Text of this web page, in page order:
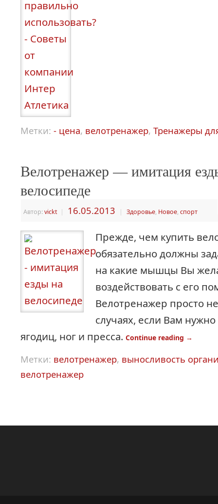
Метки: - цена, велотренажер, Тренажеры
Велотренажер — имитация
велосипеде
Автор:vickt | 16.05.2013 | Здоровье, Новое, спорт
Прежде, чем купить
обязательно должны
на какие мышцы Вы
воздействовать с его
Велотренажер просто
случаях, если Вам
ягодиц, ног и пресса. Continue reading →
Метки: велотренажер, выносливость
велотренажер